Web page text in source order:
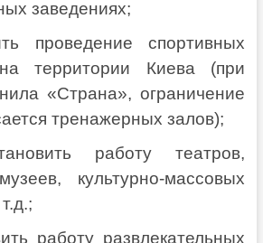
заведениях;
проведение спортивных
территории Киева (при
«Страна», ограничение
тренажерных залов);
работу театров,
культурно-массовых
работу развлекательных